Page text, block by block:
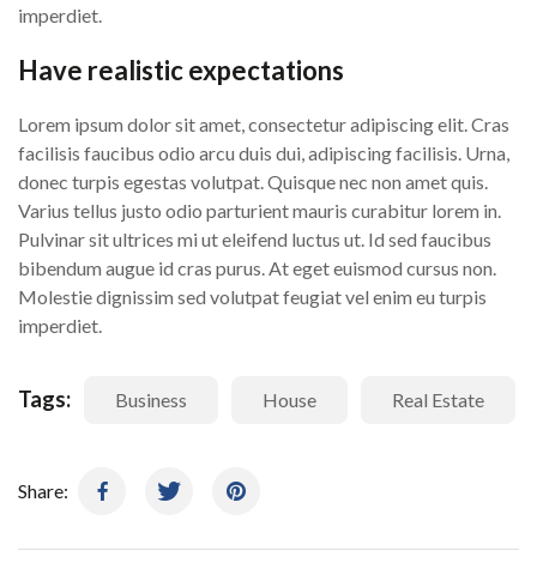
imperdiet.
Have realistic expectations
Lorem ipsum dolor sit amet, consectetur adipiscing elit. Cras
facilisis faucibus odio arcu duis dui, adipiscing facilisis. Urna,
donec turpis egestas volutpat. Quisque nec non amet quis.
Varius tellus justo odio parturient mauris curabitur lorem in.
Pulvinar sit ultrices mi ut eleifend luctus ut. Id sed faucibus
bibendum augue id cras purus. At eget euismod cursus non.
Molestie dignissim sed volutpat feugiat vel enim eu turpis
imperdiet.
Tags: Business House Real Estate
Share: